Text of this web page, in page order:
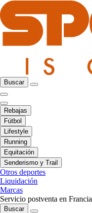
Buscar
Rebajas
Fútbol
Lifestyle
Running
Equitación
Senderismo y Trail
Otros deportes
Liquidación
Marcas
Servicio postventa en Francia
Buscar